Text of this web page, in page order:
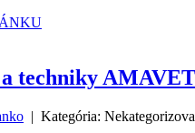
techniky
| Kategória: